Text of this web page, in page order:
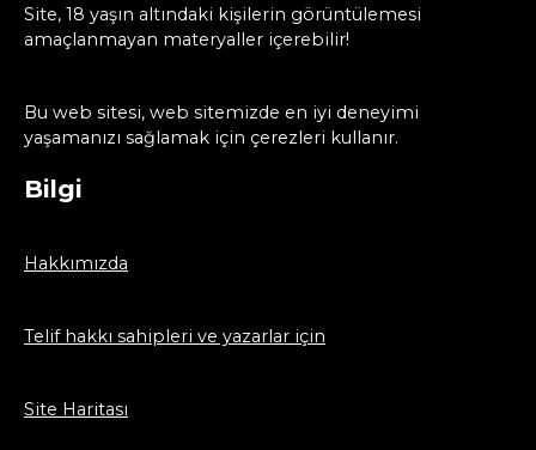
Site, 18 yaşın altındaki kişilerin görüntülemesi
amaçlanmayan materyaller içerebilir!
Bu web sitesi, web sitemizde en iyi deneyimi
yaşamanızı sağlamak için çerezleri kullanır.
Bilgi
Hakkımızda
Telif hakkı sahipleri ve yazarlar için
Site Haritası